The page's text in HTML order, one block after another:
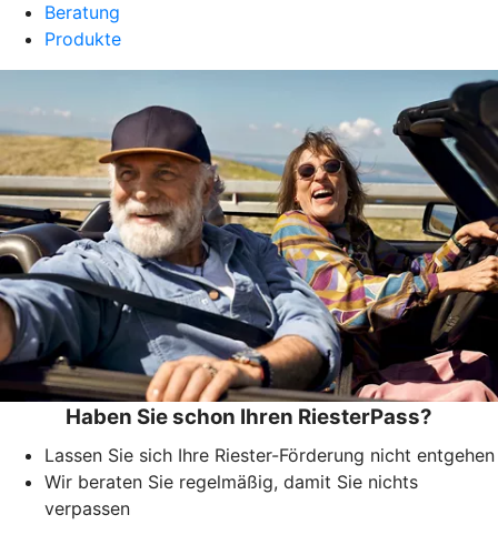
Beratung
Produkte
Haben Sie schon Ihren RiesterPass?
Lassen Sie sich Ihre Riester-Förderung nicht entgehen
Wir beraten Sie regelmäßig, damit Sie nichts
verpassen